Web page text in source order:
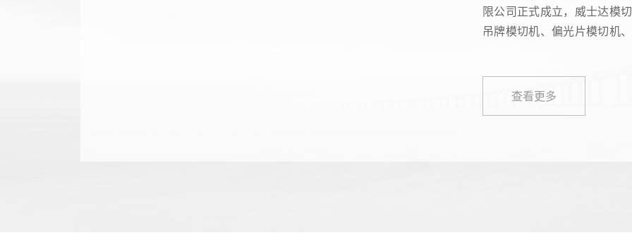
限公司正式成立，威士达模
吊牌模切机、偏光片模切机
程师”职称的研发团队，为
查看更多